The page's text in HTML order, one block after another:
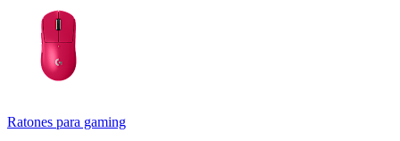
Ratones para gaming